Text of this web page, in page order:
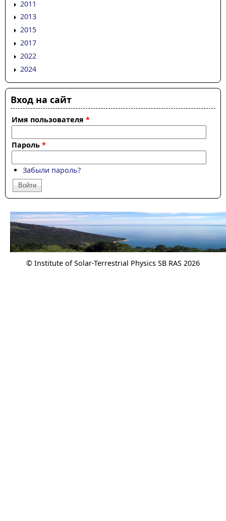
2011
2013
2015
2017
2022
2024
Вход на сайт
Имя пользователя *
Пароль *
Забыли пароль?
© Institute of Solar-Terrestrial Physics SB RAS 2026